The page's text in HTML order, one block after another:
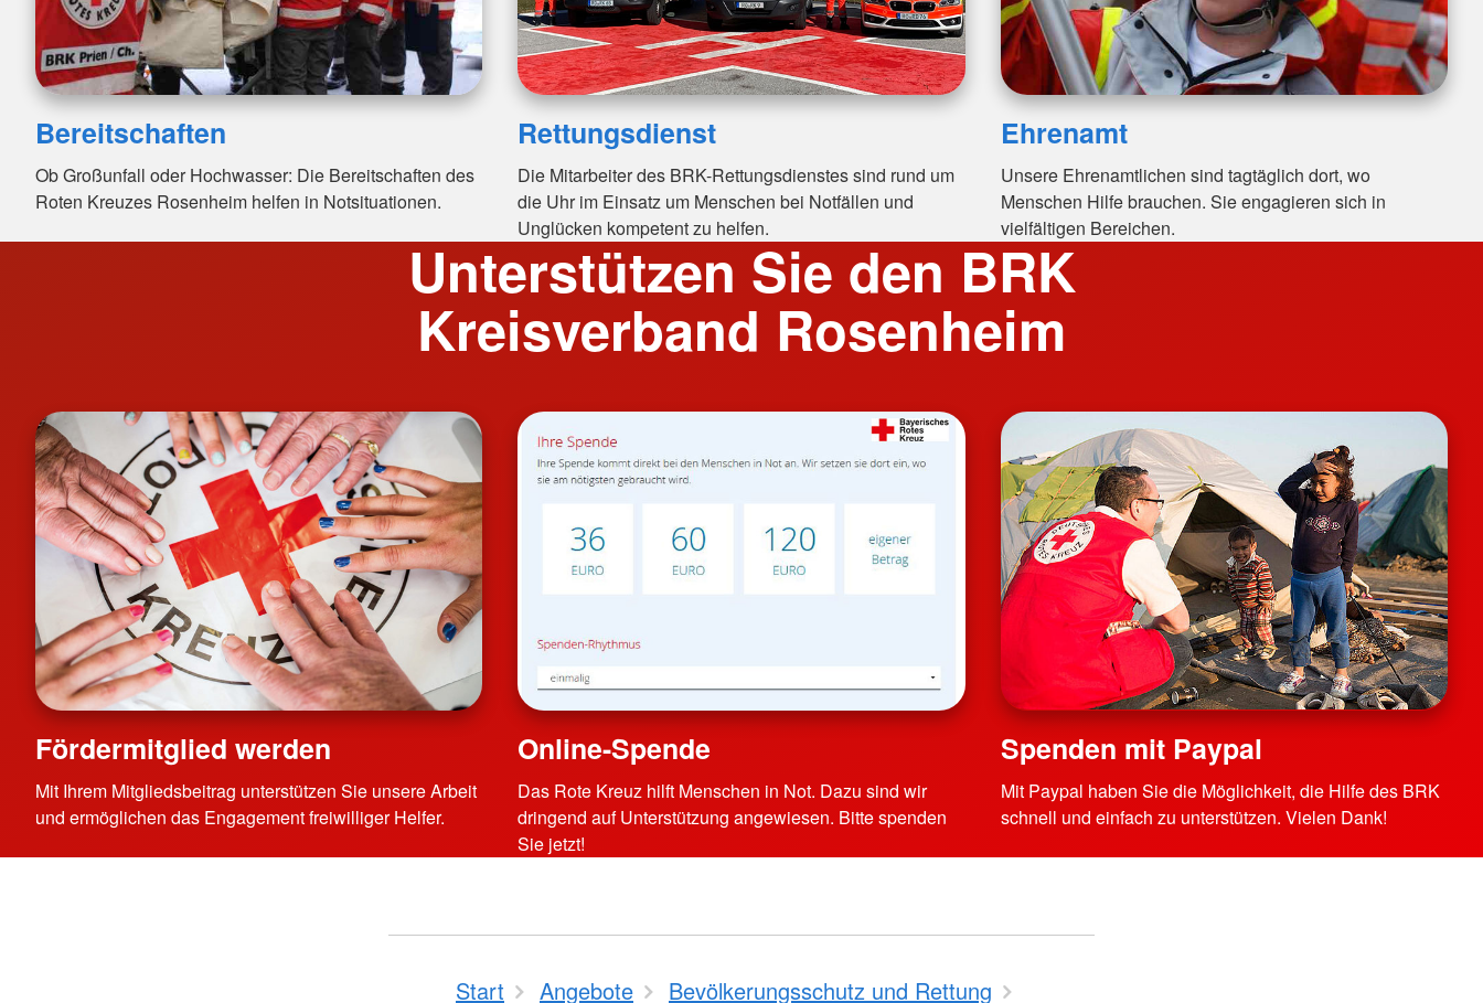
Bereitschaften
Ob Großunfall oder Hochwasser: Die Bereitschaften des
Roten Kreuzes Rosenheim helfen in Notsituationen.
Rettungsdienst
Die Mitarbeiter des BRK-Rettungsdienstes sind rund um
die Uhr im Einsatz um Menschen bei Notfällen und
Unglücken kompetent zu helfen.
Ehrenamt
Unsere Ehrenamtlichen sind tagtäglich dort, wo
Menschen Hilfe brauchen. Sie engagieren sich in
vielfältigen Bereichen.
Unterstützen Sie den BRK
Kreisverband Rosenheim
Fördermitglied werden
Mit Ihrem Mitgliedsbeitrag unterstützen Sie unsere Arbeit
und ermöglichen das Engagement freiwilliger Helfer.
Online-Spende
Das Rote Kreuz hilft Menschen in Not. Dazu sind wir
dringend auf Unterstützung angewiesen. Bitte spenden
Sie jetzt!
Spenden mit Paypal
Mit Paypal haben Sie die Möglichkeit, die Hilfe des BRK
schnell und einfach zu unterstützen. Vielen Dank!
Start Angebote Bevölkerungsschutz und Rettung